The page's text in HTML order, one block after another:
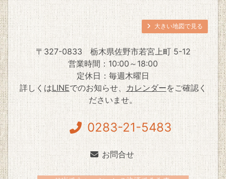
大きい地図で見る
〒327-0833
栃木県佐野市若宮上町 5-12
営業時間：10:00～18:00
定休日：毎週木曜日
詳しくはLINEでのお知らせ、 カレンダーをご確認く
ださいませ。
0283-21-5483
お問合せ